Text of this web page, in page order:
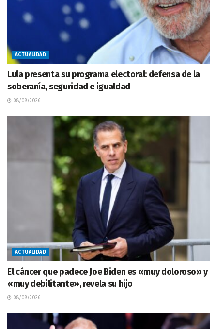
ACTUALIDAD
Lula presenta su programa electoral: defensa de la
soberanía, seguridad e igualdad
08/08/2026
ACTUALIDAD
El cáncer que padece Joe Biden es «muy doloroso» y
«muy debilitante», revela su hijo
08/08/2026